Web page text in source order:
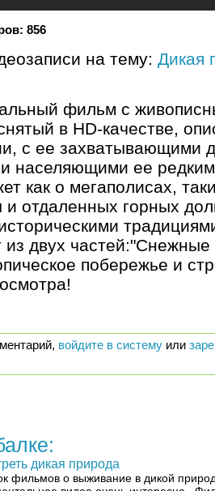
856
на тему: Дикая
фильм с
в HD-качестве,
с ее захватывающими
населяющими ее
как о мегаполисах,
отдаленных горных
из двух
побережье и
войдите в систему или
дикая природа
фильмов о выживание в дикой